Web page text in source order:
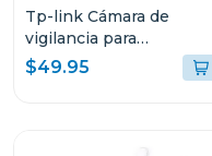
Tp-link Cámara de
vigilancia para
exteriores con visión
nocturna y detección ia
$49.95